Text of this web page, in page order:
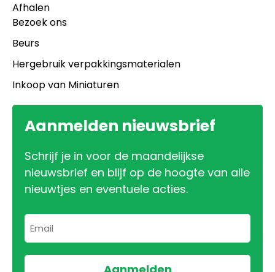
Afhalen
Bezoek ons
Beurs
Hergebruik verpakkingsmaterialen
Inkoop van Miniaturen
Aanmelden nieuwsbrief
Schrijf je in voor de maandelijkse
nieuwsbrief en blijf op de hoogte van alle
nieuwtjes en eventuele acties.